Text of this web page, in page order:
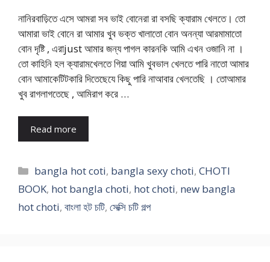
নানিরবাড়িতে এসে আমরা সব ভাই বোনেরা রা বসছি ক্যারাম খেলতে। তো
আমারা ভাই বোনে রা আমার খুব ভক্ত খালাতো বোন অনন্যা আরমামাতো
বোন দৃষ্টি , এরাjust আমার জন্য পাগল কারনকি আমি এখন ওজানি না ।
তো কাহিনি হল ক্যারামখেলতে গিয়া আমি খুবভাল খেলতে পারি নাতো আমার
বোন আমাকেটিটকারি দিতেছেযে কিছু পারি নাআবার খেলতেছি । তোআমার
খুব রাগলাগতেছে , আমিরাগ করে …
Read more
Categories
bangla hot coti, bangla sexy choti,CHOTI
BOOK, hot bangla choti, hot choti, new bangla
hot choti, বাংলা হট চটি, সেক্সি চটি গল্প